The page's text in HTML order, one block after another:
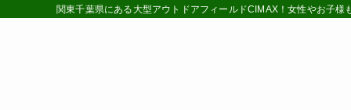
関東千葉県にある大型アウトドアフィールドCIMAX！女性やお子